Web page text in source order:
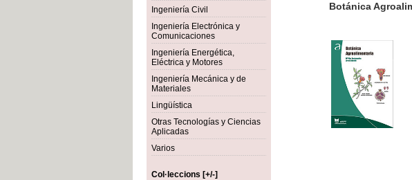
Ingeniería Civil
Ingeniería Electrónica y
Comunicaciones
Ingeniería Energética,
Eléctrica y Motores
Ingeniería Mecánica y de
Materiales
Lingüística
Otras Tecnologías y Ciencias
Aplicadas
Varios
Col·leccions [+/-]
Botánica Agroalimentaria